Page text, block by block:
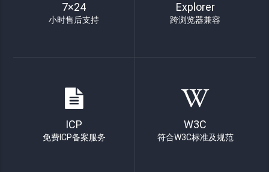
7×24
小时售后支持
Explorer
跨浏览器兼容
ICP
免费ICP备案服务
W3C
符合W3C标准及规范